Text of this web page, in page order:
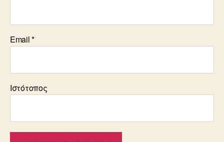
Email*
Ιστότοπος